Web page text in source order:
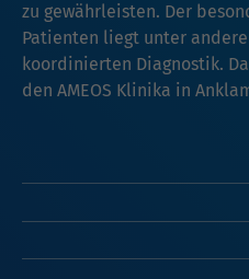
zu gewährleisten. Der
Patienten liegt unter
koordinierten Diagnostik.
den AMEOS Klinika in